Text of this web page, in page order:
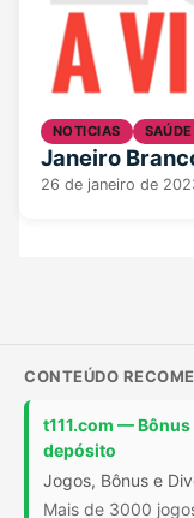
NOTICIAS
Janeiro
26 de janeiro de
CONTEÚDO
t111.com —
depósito
Jogos, Bônus e
Mais de 3000